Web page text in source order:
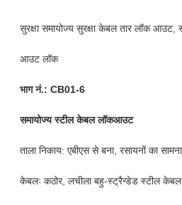
सुरक्षा समायोज्य सुरक्षा केबल तार लॉक आउट,
आउट लॉक
भाग नं.: CB01-6
समायोज्य स्टील केबल लॉकआउट
ताला निकाय: एबीएस से बना, रसायनों का
केबलः कठोर, लचीला बहु-स्ट्रैन्डेड स्टील केबल,